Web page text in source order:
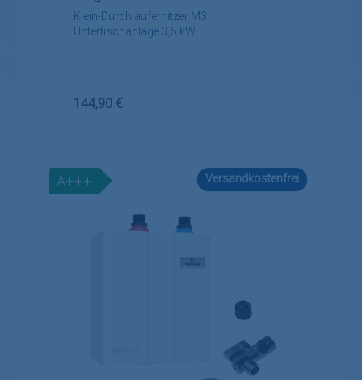
Klein-Durchlauferhitzer M3
Untertischanlage 3,5 kW
Regulärer Preis:
144,90 €
Versandkostenfrei
A+++